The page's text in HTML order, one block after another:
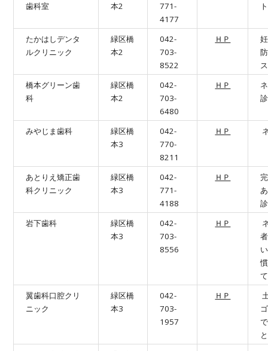
歯科室
本2
771-
4177
たかはしデンタ
ルクリニック
緑区橋
本2
042-
703-
8522
ＨＰ
橋本グリーン歯
科
緑区橋
本2
042-
703-
6480
ＨＰ
みやじま歯科
緑区橋
本3
042-
770-
8211
ＨＰ
あとりえ矯正歯
科クリニック
緑区橋
本3
042-
771-
4188
ＨＰ
岩下歯科
緑区橋
本3
042-
703-
8556
ＨＰ
翼歯科口腔クリ
ニック
緑区橋
本3
042-
703-
1957
ＨＰ